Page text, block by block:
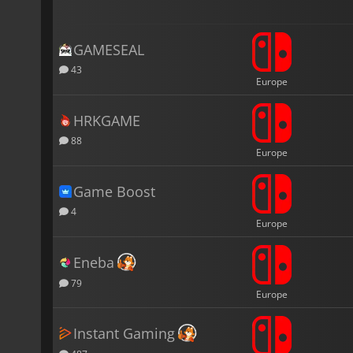
GAMESEAL
43
Europe
HRKGAME
88
Europe
Game Boost
4
Europe
Eneba
79
Europe
Instant Gaming